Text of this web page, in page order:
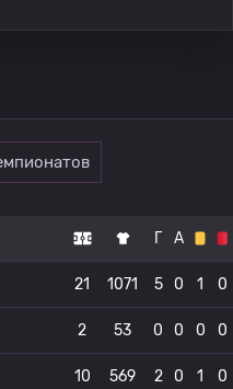
Г А
21 1071 5 0 1 0
2 53 0 0 0 0
10 569 2 0 1 0